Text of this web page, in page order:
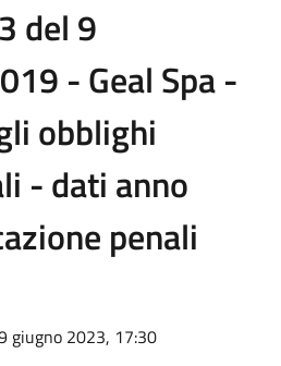
del 9
- Geal Spa -
obblighi
- dati anno
penali
giugno 2023, 17:30